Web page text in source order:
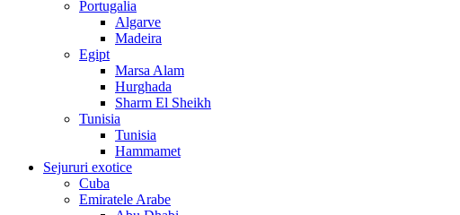
Portugalia
Algarve
Madeira
Egipt
Marsa Alam
Hurghada
Sharm El Sheikh
Tunisia
Tunisia
Hammamet
Sejururi exotice
Cuba
Emiratele Arabe